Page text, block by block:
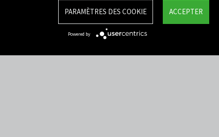
Integrity Line
ACCEPTER
PARAMÈTRES DES COOKIE
Powered by